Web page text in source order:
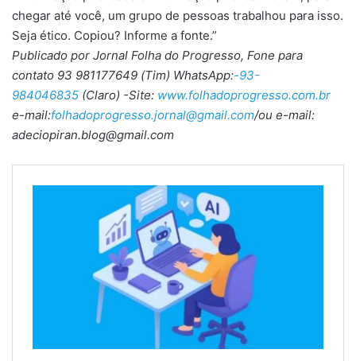
chegar até você, um grupo de pessoas trabalhou para isso.
Seja ético. Copiou? Informe a fonte.”
Publicado por Jornal Folha do Progresso, Fone para
contato 93 981177649 (Tim) WhatsApp:-93-
984046835 (Claro) -Site: www.folhadoprogresso.com.br
e-mail:folhadoprogresso.jornal@gmail.com/ou e-mail:
adeciopiran.blog@gmail.com